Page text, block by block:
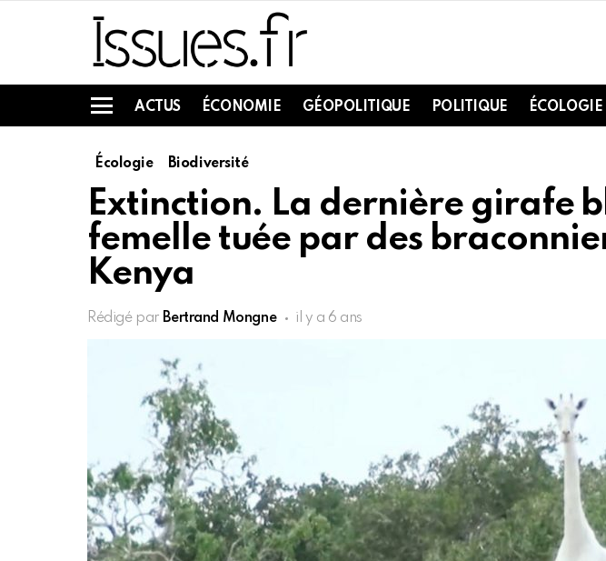
Menu
ACTUS ÉCONOMIE GÉOPOLITIQUE POLITIQUE ÉCOLOGIE
Écologie Biodiversité
Extinction. La dernière girafe
femelle tuée par des
Kenya
Rédigé par Bertrand Mongne il y a 6 ans